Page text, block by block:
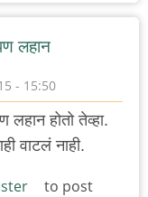
लहान
- 15:50
लहान होतो तेव्हा.
वाटलं नाही.
to post